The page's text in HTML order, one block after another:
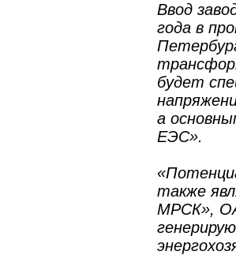
Ввод
года в
будет
а
ЕЭС».
также
МРСК»,